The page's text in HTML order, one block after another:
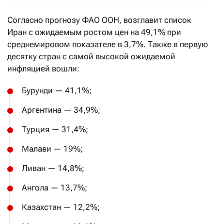
Согласно прогнозу ФАО ООН, возглавит список
Иран с ожидаемым ростом цен на 49,1% при
среднемировом показателе в 3,7%. Также в первую
десятку стран с самой высокой ожидаемой
инфляцией вошли:
Бурунди — 41,1%;
Аргентина — 34,9%;
Турция — 31,4%;
Малави — 19%;
Ливан — 14,8%;
Ангола — 13,7%;
Казахстан — 12,2%;